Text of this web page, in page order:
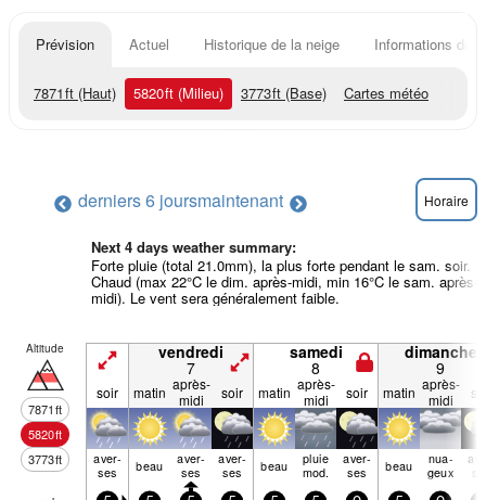
Prévision Actuel Historique de la neige Informations du
7871ft (Haut) 5820ft (Milieu) 3773ft (Base) Cartes météo
derniers 6 joursmaintenant Horaire
Next 4 days weather summary:
Forte pluie (total 21.0mm), la plus forte pendant le sam. soir.
Chaud (max 22°C le dim. après-midi, min 16°C le sam. après-
midi). Le vent sera généralement faible.
Altitude
7871ft
5820ft
3773ft
vendredi
7
samedi
8
dimanche
9
soir matin après-
midi
soir matin après-
midi
soir matin après-
midi
aver­
ses beau aver­
ses
aver­
ses beau pluie
mod.
aver­
ses beau nua­
geux